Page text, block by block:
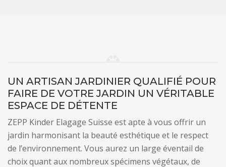
UN ARTISAN JARDINIER QUALIFIÉ POUR
FAIRE DE VOTRE JARDIN UN VÉRITABLE
ESPACE DE DÉTENTE
ZEPP Kinder Elagage Suisse est apte à vous offrir un
jardin harmonisant la beauté esthétique et le respect
de l’environnement. Vous aurez un large éventail de
choix quant aux nombreux spécimens végétaux, de